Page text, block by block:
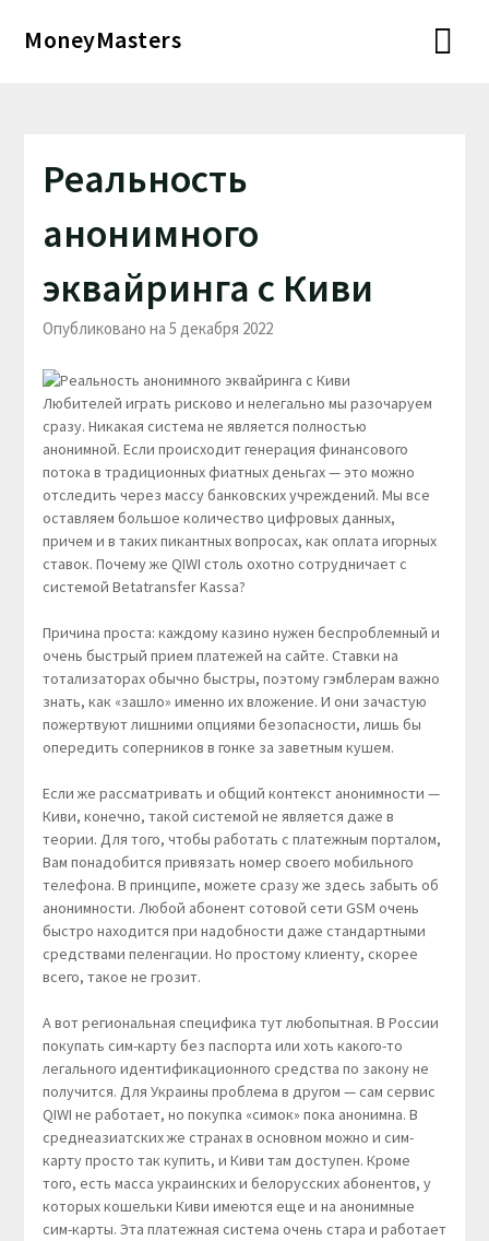
MoneyMasters
Реальность
анонимного
эквайринга с Киви
Опубликовано на 5 декабря 2022
Любителей играть рисково и нелегально мы разочаруем
сразу. Никакая система не является полностью
анонимной. Если происходит генерация финансового
потока в традиционных фиатных деньгах — это можно
отследить через массу банковских учреждений. Мы все
оставляем большое количество цифровых данных,
причем и в таких пикантных вопросах, как оплата игорных
ставок. Почему же QIWI столь охотно сотрудничает с
системой Betatransfer Kassa?
Причина проста: каждому казино нужен беспроблемный и
очень быстрый прием платежей на сайте. Ставки на
тотализаторах обычно быстры, поэтому гэмблерам важно
знать, как «зашло» именно их вложение. И они зачастую
пожертвуют лишними опциями безопасности, лишь бы
опередить соперников в гонке за заветным кушем.
Если же рассматривать и общий контекст анонимности —
Киви, конечно, такой системой не является даже в
теории. Для того, чтобы работать с платежным порталом,
Вам понадобится привязать номер своего мобильного
телефона. В принципе, можете сразу же здесь забыть об
анонимности. Любой абонент сотовой сети GSM очень
быстро находится при надобности даже стандартными
средствами пеленгации. Но простому клиенту, скорее
всего, такое не грозит.
А вот региональная специфика тут любопытная. В России
покупать сим-карту без паспорта или хоть какого-то
легального идентификационного средства по закону не
получится. Для Украины проблема в другом — сам сервис
QIWI не работает, но покупка «симок» пока анонимна. В
среднеазиатских же странах в основном можно и сим-
карту просто так купить, и Киви там доступен. Кроме
того, есть масса украинских и белорусских абонентов, у
которых кошельки Киви имеются еще и на анонимные
сим-карты. Эта платежная система очень стара и работает